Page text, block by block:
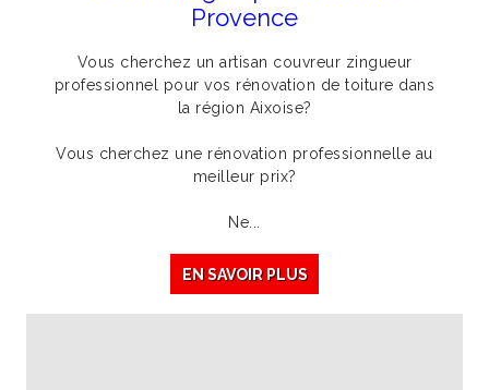
Provence
Vous cherchez un artisan couvreur zingueur
professionnel pour vos rénovation de toiture dans
la région Aixoise?
Vous cherchez une rénovation professionnelle au
meilleur prix?
Ne...
EN SAVOIR PLUS